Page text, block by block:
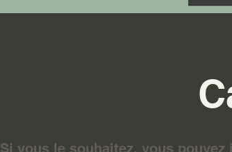
Si vous le souhaitez, vous